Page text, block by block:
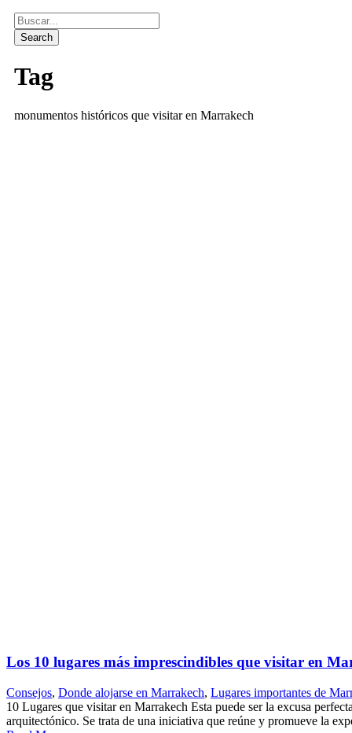
Tag
monumentos históricos que visitar en Marrakech
Los 10 lugares más imprescindibles que visitar en
Consejos, Donde alojarse en Marrakech, Lugares importantes de
10 Lugares que visitar en Marrakech Esta puede ser la excusa
arquitectónico. Se trata de una iniciativa que reúne y promueve la